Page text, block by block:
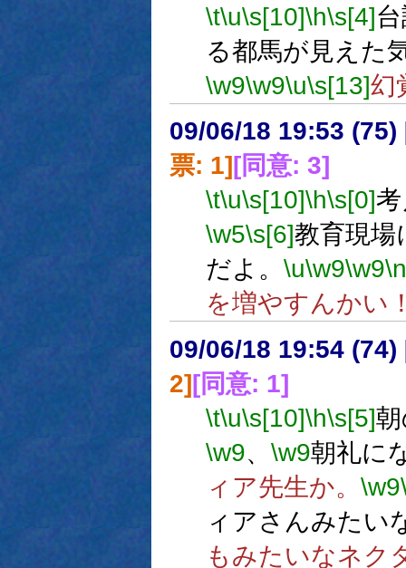
\t\u\s[10]\h\s[4]
る都馬が見えた
\w9\w9\u\s[13]幻
09/06/18 19:53 (75)
票: 1] [同意: 3]
\t\u\s[10]\h\s[0]
\w5\s[6]教育現場
だよ。 \u\w9\w9\n
を増やすんかい
09/06/18 19:54 (74)
2][同意: 1]
\t\u\s[10]\h\s[5]
\w9、 \w9朝礼に
ィア先生か。 \w9
ィアさんみたい
もみたいなネク